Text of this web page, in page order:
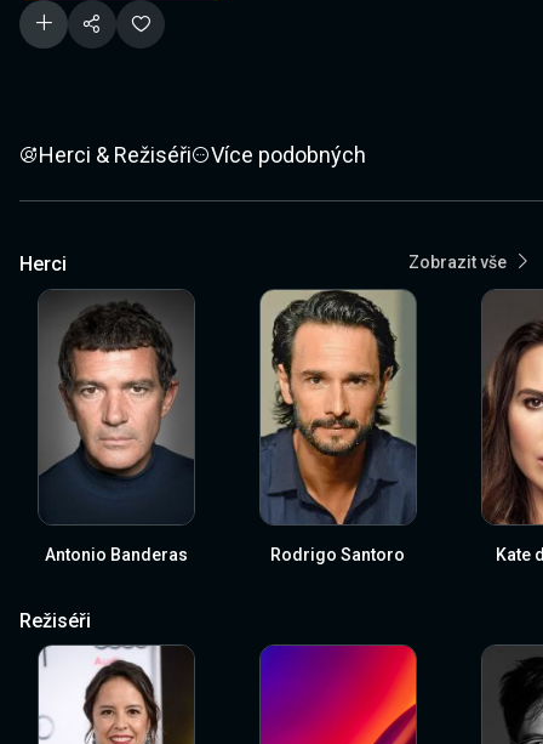
Herci & Režiséři Více podobných
Herci Zobrazit vše
Antonio Banderas Rodrigo Santoro Kate
Režiséři